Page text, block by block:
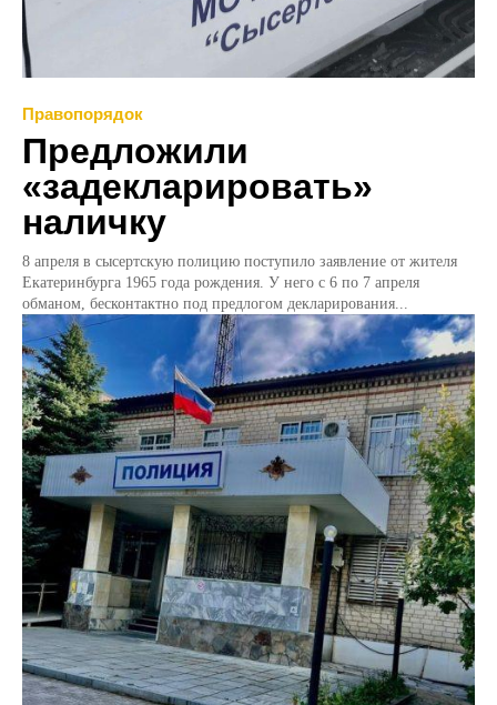
Правопорядок
Предложили
«задекларировать»
наличку
8 апреля в сысертскую полицию поступило заявление от жителя
Екатеринбурга 1965 года рождения. У него с 6 по 7 апреля
обманом, бесконтактно под предлогом декларирования...